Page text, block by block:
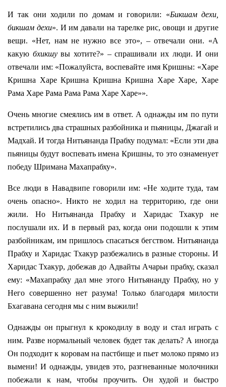
И так они ходили по домам и говорили: «Бикшам дехи,
бикшам дехи». И им давали на тарелке рис, овощи и другие
вещи. «Нет, нам не нужно все это», – отвечали они. «А
какую бхикшувы хотите?» – спрашивали их люди. И они
отвечали им: «Пожалуйста, воспевайте имя Кришны: «Харе
Кришна Харе Кришна Кришна Кришна Харе Харе, Харе
Рама Харе Рама Рама Рама Харе Харе»».
Очень многие смеялись им в ответ. А однажды им по пути
встретились два страшных разбойника и пьяницы, Джагай и
Мадхай. И тогда Нитьянанда Прабху подумал: «Если эти два
пьяницы будут воспевать имена Кришны, то это ознаменует
победу Шримана Махапрабху».
Все люди в Навадвипе говорили им: «Не ходите туда, там
очень опасно». Никто не ходил на территорию, где они
жили. Но Нитьянанда Прабху и Харидас Тхакур не
послушали их. И в первый раз, когда они подошли к этим
разбойникам, им пришлось спасаться бегством. Нитьянанда
Прабху и Харидас Тхакур разбежались в разные стороны. И
Харидас Тхакур, добежав до Адвайты Ачарьи прабху, сказал
ему: «Махапрабху дал мне этого Нитьянанду Прабху, но у
Него совершенно нет разума! Только благодаря милости
Бхагавана сегодня мы с ним выжили!
Однажды он прыгнул к крокодилу в воду и стал играть с
ним. Разве нормальный человек будет так делать? А иногда
Он подходит к коровам на пастбище и пьет молоко прямо из
вымени! И однажды, увидев это, разгневанные молочники
побежали к нам, чтобы проучить. Он худой и быстро